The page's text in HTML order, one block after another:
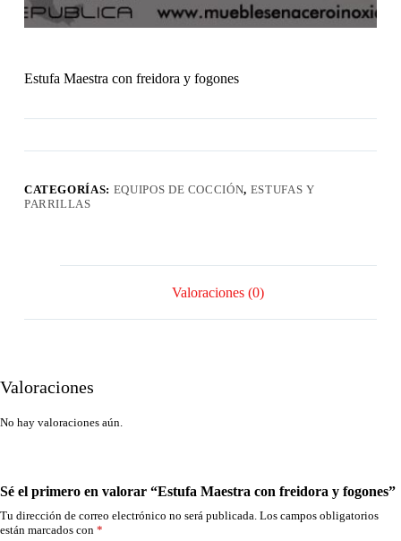
Estufa Maestra con freidora y fogones
CATEGORÍAS: EQUIPOS DE COCCIÓN, ESTUFAS Y
PARRILLAS
Valoraciones (0)
Valoraciones
No hay valoraciones aún.
Sé el primero en valorar “Estufa Maestra con freidora y fogones”
Tu dirección de correo electrónico no será publicada. Los campos obligatorios
están marcados con *